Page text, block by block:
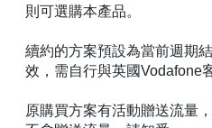
則可選購本產品。
續約的方案預設為當前週期
效，需自行與英國Vodafone
原購買方案有活動贈送流量